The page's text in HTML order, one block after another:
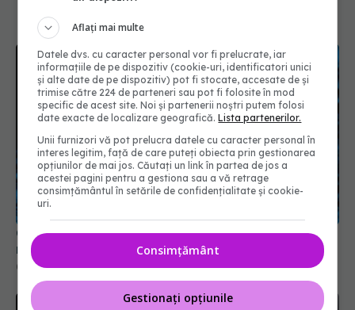
O genă poate face imunoterapia pentru cancer
mai puternică. Atacă direct celulele canceroase
04 aug 2025, 18:20
Aflați mai multe
Datele dvs. cu caracter personal vor fi prelucrate, iar
informațiile de pe dispozitiv (cookie-uri, identificatori unici
și alte date de pe dispozitiv) pot fi stocate, accesate de și
trimise către 224 de parteneri sau pot fi folosite în mod
specific de acest site. Noi și partenerii noștri putem folosi
date exacte de localizare geografică.Lista partenerilor.
Unii furnizori vă pot prelucra datele cu caracter personal în
interes legitim, față de care puteți obiecta prin gestionarea
opțiunilor de mai jos. Căutați un link în partea de jos a
acestei pagini pentru a gestiona sau a vă retrage
consimțământul în setările de confidențialitate și cookie-
uri.
Consimțământ
Gestionați opțiunile